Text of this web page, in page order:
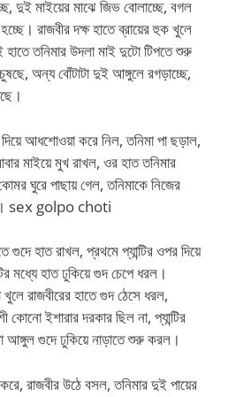
দুই মাইয়ের মাঝে জিভ বোলাচ্ছে, বগল
রাজবীর দক্ষ হাতে ব্রায়ের হুক খুলে
তনিমার উদলা মাই দুটো টিপতে শুরু
অন্য বোঁটাটা দুই আঙ্গুলে রগড়াচ্ছে,
আধশোওয়া করে নিল, তনিমা পা ছড়াল,
মাইয়ে মুখ রাখল, ওর হাত তনিমার
ঘুরে পাছায় গেল, তনিমাকে নিজের
sex golpo choti
হাত রাখল, প্রথমে প্যান্টির ওপর দিয়ে
মধ্যে হাত ঢুকিয়ে গুদ চেপে ধরল।
রাজবীরের হাতে গুদ ঠেসে ধরল,
কোনো ইশারার দরকার ছিল না, প্যান্টির
আঙ্গুল গুদে ঢুকিয়ে নাড়াতে শুরু করল।
রাজবীর উঠে বসল, তনিমার দুই পায়ের